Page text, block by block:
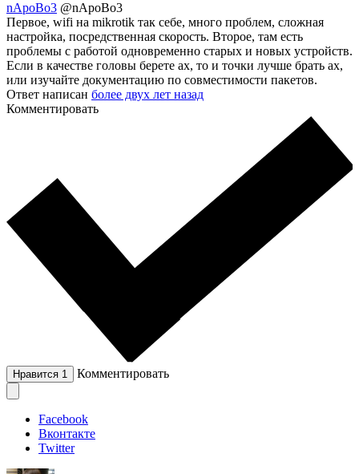
nApoBo3 @nApoBo3
Первое, wifi на mikrotik так себе, много проблем, сложная
настройка, посредственная скорость. Второе, там есть
проблемы с работой одновременно старых и новых устройств.
Если в качестве головы берете ax, то и точки лучше брать ax,
или изучайте документацию по совместимости пакетов.
Ответ написан более двух лет назад
Комментировать
Нравится 1 Комментировать
Facebook
Вконтакте
Twitter